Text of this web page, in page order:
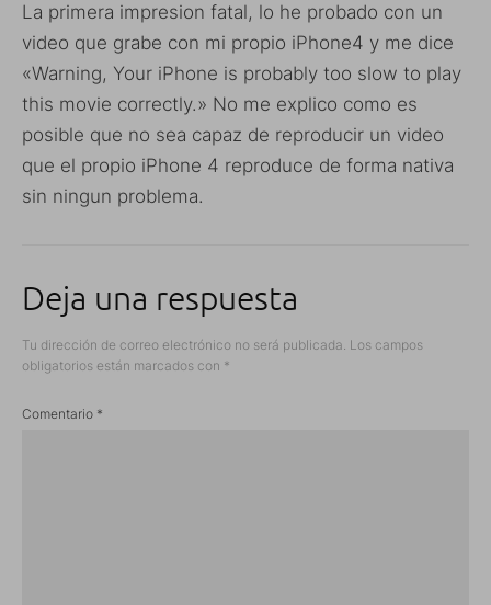
La primera impresion fatal, lo he probado con un
video que grabe con mi propio iPhone4 y me dice
«Warning, Your iPhone is probably too slow to play
this movie correctly.» No me explico como es
posible que no sea capaz de reproducir un video
que el propio iPhone 4 reproduce de forma nativa
sin ningun problema.
Deja una respuesta
Tu dirección de correo electrónico no será publicada. Los campos
obligatorios están marcados con *
Comentario *